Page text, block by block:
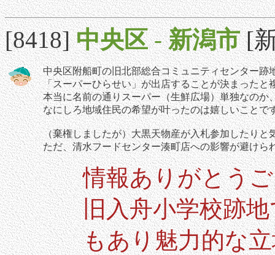
[8418]中央区-新潟市 [
中央区附船町の旧北部総合コミュニティセンター跡
「スーパーひらせい」が出店することが決まったと
本当に名前の通りスーパー（生鮮広場）単独なのか
なにしろ地域住民の希望が叶ったのは嬉しいことで
（棄権しましたが）大黒天物産が入札参加したりと
ただ、清水フードセンター湊町店への影響が避けら
情報ありがとう
旧入舟小学校跡
もあり魅力的な